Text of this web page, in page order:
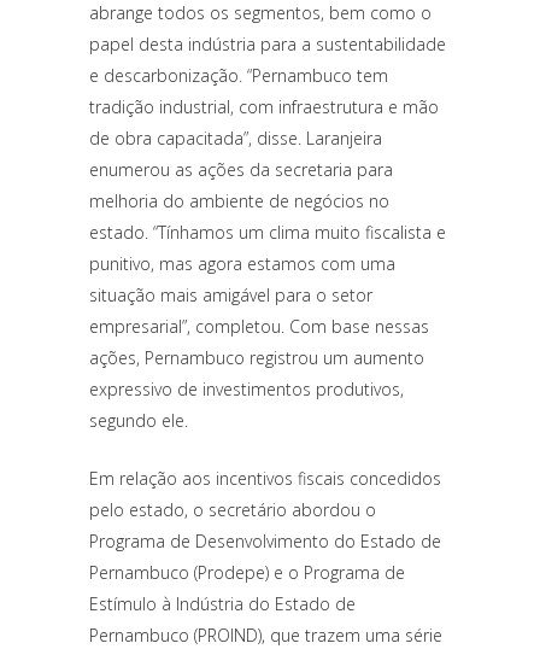
abrange todos os segmentos, bem como o
papel desta indústria para a sustentabilidade
e descarbonização. “Pernambuco tem
tradição industrial, com infraestrutura e mão
de obra capacitada”, disse. Laranjeira
enumerou as ações da secretaria para
melhoria do ambiente de negócios no
estado. “Tínhamos um clima muito fiscalista e
punitivo, mas agora estamos com uma
situação mais amigável para o setor
empresarial”, completou. Com base nessas
ações, Pernambuco registrou um aumento
expressivo de investimentos produtivos,
segundo ele.
Em relação aos incentivos fiscais concedidos
pelo estado, o secretário abordou o
Programa de Desenvolvimento do Estado de
Pernambuco (Prodepe) e o Programa de
Estímulo à Indústria do Estado de
Pernambuco (PROIND), que trazem uma série